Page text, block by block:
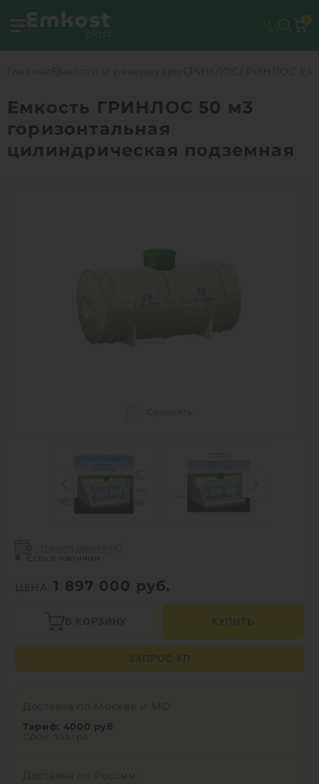
Емкость ГРИНЛОС 50 м3
горизонтальная
цилиндрическая подземная
Нашли дешевле?
Есть в наличии
ЦЕНА: 1 897 000 руб.
Доставка по Москве и МО:
Тариф: 4000 руб
Срок: завтра
Доставка по России: